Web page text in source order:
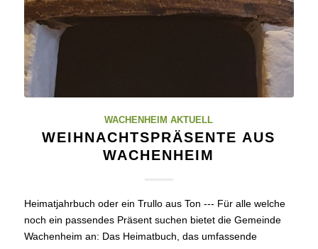
WACHENHEIM AKTUELL
WEIHNACHTSPRÄSENTE AUS
WACHENHEIM
Heimatjahrbuch oder ein Trullo aus Ton --- Für alle welche
noch ein passendes Präsent suchen bietet die Gemeinde
Wachenheim an: Das Heimatbuch, das umfassende